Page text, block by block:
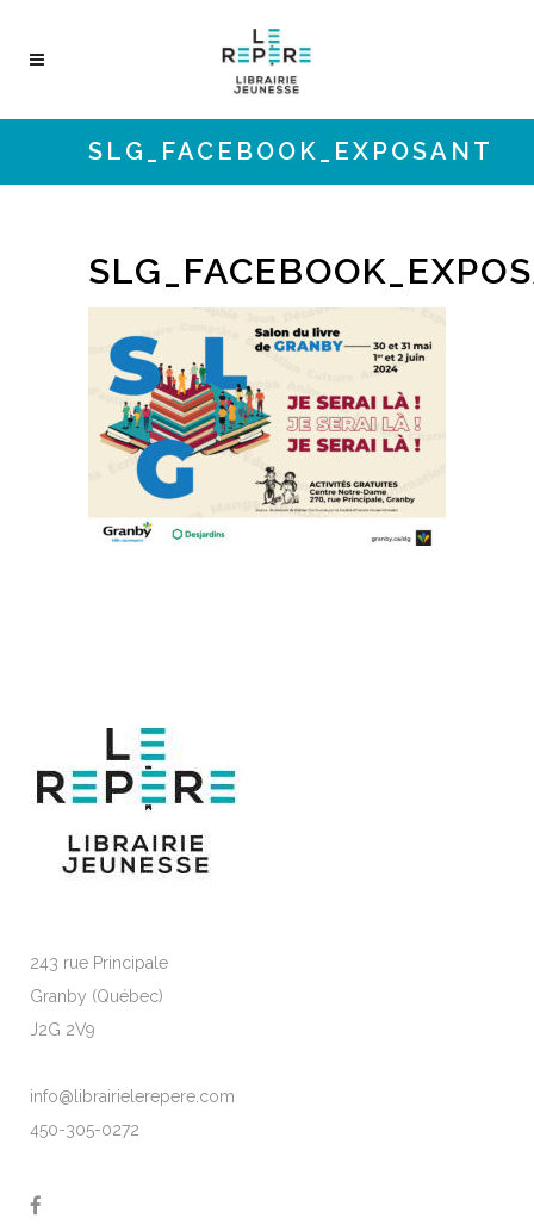
SLG_FACEBOOK_EXPOSANT
243 rue Principale
Granby (Québec)
J2G 2V9
info@librairielerepere.com
450-305-0272